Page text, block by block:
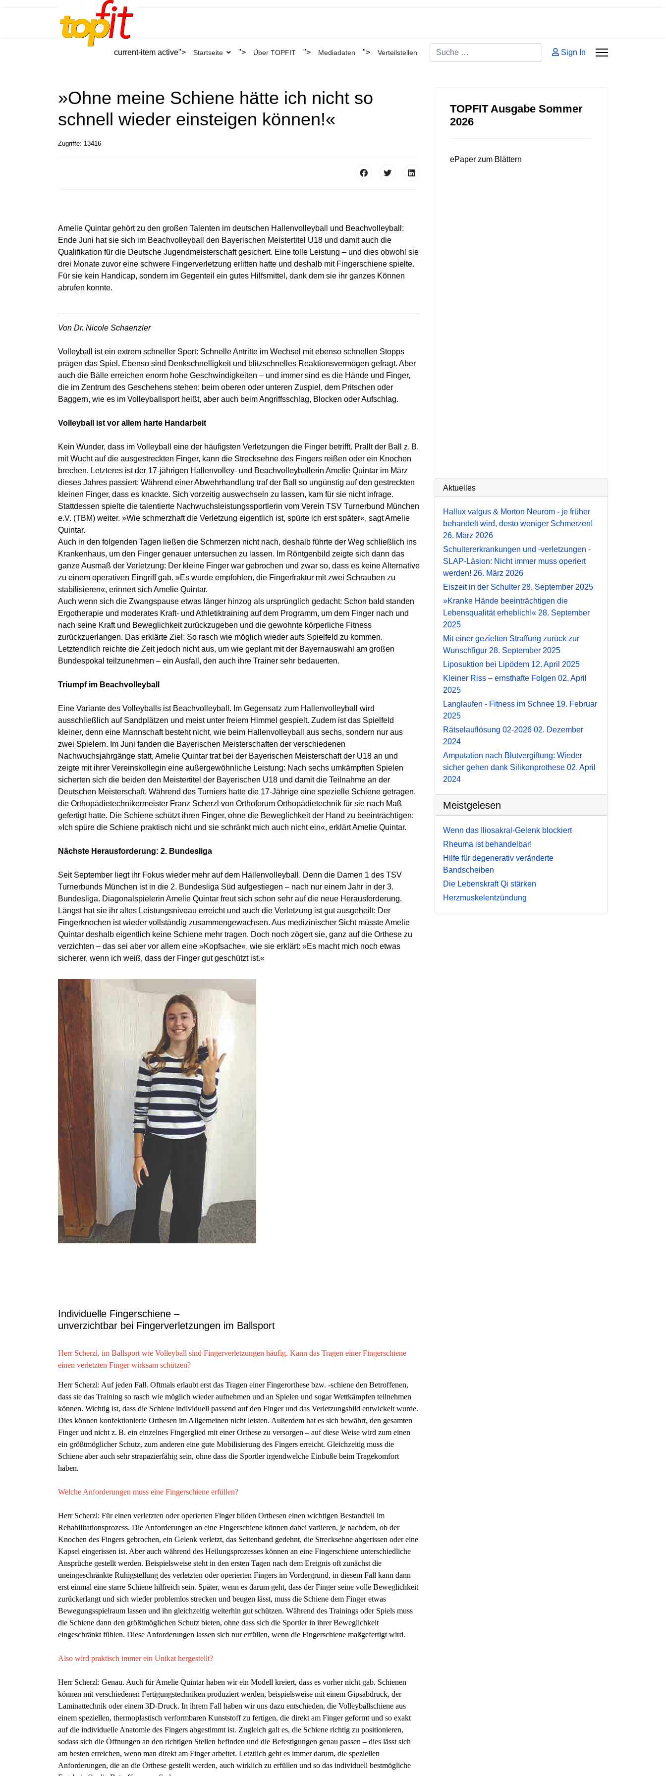
current-item active"> Startseite "> Über TOPFIT "> Mediadaten "> Verteilstellen Suchen Sign In
»Ohne meine Schiene hätte ich nicht so
schnell wieder einsteigen können!«
Zugriffe: 13416
Amelie Quintar gehört zu den großen Talenten im deutschen Hallenvolleyball und Beachvolleyball:
Ende Juni hat sie sich im Beachvolleyball den Bayerischen Meistertitel U18 und damit auch die
Qualifikation für die Deutsche Jugendmeisterschaft gesichert. Eine tolle Leistung – und dies obwohl sie
drei Monate zuvor eine schwere Fingerverletzung erlitten hatte und deshalb mit Fingerschiene spielte.
Für sie kein Handicap, sondern im Gegenteil ein gutes Hilfsmittel, dank dem sie ihr ganzes Können
abrufen konnte.
Von Dr. Nicole Schaenzler
Volleyball ist ein extrem schneller Sport: Schnelle Antritte im Wechsel mit ebenso schnellen Stopps
prägen das Spiel. Ebenso sind Denkschnelligkeit und blitzschnelles Reaktionsvermögen gefragt. Aber
auch die Bälle erreichen enorm hohe Geschwindigkeiten – und immer sind es die Hände und Finger,
die im Zentrum des Geschehens stehen: beim oberen oder unteren Zuspiel, dem Pritschen oder
Baggern, wie es im Volleyballsport heißt, aber auch beim Angriffsschlag, Blocken oder Aufschlag.
Volleyball ist vor allem harte Handarbeit
Kein Wunder, dass im Volleyball eine der häufigsten Verletzungen die Finger betrifft. Prallt der Ball z. B.
mit Wucht auf die ausgestreckten Finger, kann die Strecksehne des Fingers reißen oder ein Knochen
brechen. Letzteres ist der 17-jährigen Hallenvolley- und Beachvolleyballerin Amelie Quintar im März
dieses Jahres passiert: Während einer Abwehrhandlung traf der Ball so ungünstig auf den gestreckten
kleinen Finger, dass es knackte. Sich vorzeitig auswechseln zu lassen, kam für sie nicht infrage.
Stattdessen spielte die talentierte Nachwuchsleistungssportlerin vom Verein TSV Turnerbund München
e.V. (TBM) weiter. »Wie schmerzhaft die Verletzung eigentlich ist, spürte ich erst später«, sagt Amelie
Quintar.
Auch in den folgenden Tagen ließen die Schmerzen nicht nach, deshalb führte der Weg schließlich ins
Krankenhaus, um den Finger genauer untersuchen zu lassen. Im Röntgenbild zeigte sich dann das
ganze Ausmaß der Verletzung: Der kleine Finger war gebrochen und zwar so, dass es keine Alternative
zu einem operativen Eingriff gab. »Es wurde empfohlen, die Fingerfraktur mit zwei Schrauben zu
stabilisieren«, erinnert sich Amelie Quintar.
Auch wenn sich die Zwangspause etwas länger hinzog als ursprünglich gedacht: Schon bald standen
Ergotherapie und moderates Kraft- und Athletiktraining auf dem Programm, um dem Finger nach und
nach seine Kraft und Beweglichkeit zurückzugeben und die gewohnte körperliche Fitness
zurückzuerlangen. Das erklärte Ziel: So rasch wie möglich wieder aufs Spielfeld zu kommen.
Letztendlich reichte die Zeit jedoch nicht aus, um wie geplant mit der Bayernauswahl am großen
Bundespokal teilzunehmen – ein Ausfall, den auch ihre Trainer sehr bedauerten.
Triumpf im Beachvolleyball
Eine Variante des Volleyballs ist Beachvolleyball. Im Gegensatz zum Hallenvolleyball wird
ausschließlich auf Sandplätzen und meist unter freiem Himmel gespielt. Zudem ist das Spielfeld
kleiner, denn eine Mannschaft besteht nicht, wie beim Hallenvolleyball aus sechs, sondern nur aus
zwei Spielern. Im Juni fanden die Bayerischen Meisterschaften der verschiedenen
Nachwuchsjahrgänge statt, Amelie Quintar trat bei der Bayerischen Meisterschaft der U18 an und
zeigte mit ihrer Vereinskollegin eine außergewöhnliche Leistung: Nach sechs umkämpften Spielen
sicherten sich die beiden den Meistertitel der Bayerischen U18 und damit die Teilnahme an der
Deutschen Meisterschaft. Während des Turniers hatte die 17-Jährige eine spezielle Schiene getragen,
die Orthopädietechnikermeister Franz Scherzl von Orthoforum Orthopädietechnik für sie nach Maß
gefertigt hatte. Die Schiene schützt ihren Finger, ohne die Beweglichkeit der Hand zu beeinträchtigen:
»Ich spüre die Schiene praktisch nicht und sie schränkt mich auch nicht ein«, erklärt Amelie Quintar.
Nächste Herausforderung: 2. Bundesliga
Seit September liegt ihr Fokus wieder mehr auf dem Hallenvolleyball. Denn die Damen 1 des TSV
Turnerbunds München ist in die 2. Bundesliga Süd aufgestiegen – nach nur einem Jahr in der 3.
Bundesliga. Diagonalspielerin Amelie Quintar freut sich schon sehr auf die neue Herausforderung.
Längst hat sie ihr altes Leistungsniveau erreicht und auch die Verletzung ist gut ausgeheilt: Der
Fingerknochen ist wieder vollständig zusammengewachsen. Aus medizinischer Sicht müsste Amelie
Quintar deshalb eigentlich keine Schiene mehr tragen. Doch noch zögert sie, ganz auf die Orthese zu
verzichten – das sei aber vor allem eine »Kopfsache«, wie sie erklärt: »Es macht mich noch etwas
sicherer, wenn ich weiß, dass der Finger gut geschützt ist.«
Individuelle Fingerschiene –
unverzichtbar bei Fingerverletzungen im Ballsport
Herr Scherzl, im Ballsport wie Volleyball sind Fingerverletzungen häufig. Kann das Tragen einer Fingerschiene
einen verletzten Finger wirksam schützen?
Herr Scherzl: Auf jeden Fall. Oftmals erlaubt erst das Tragen einer Fingerorthese bzw. -schiene den Betroffenen,
dass sie das Training so rasch wie möglich wieder aufnehmen und an Spielen und sogar Wettkämpfen teilnehmen
können. Wichtig ist, dass die Schiene individuell passend auf den Finger und das Verletzungsbild entwickelt wurde.
Dies können konfektionierte Orthesen im Allgemeinen nicht leisten. Außerdem hat es sich bewährt, den gesamten
Finger und nicht z. B. ein einzelnes Fingerglied mit einer Orthese zu versorgen – auf diese Weise wird zum einen
ein größtmöglicher Schutz, zum anderen eine gute Mobilisierung des Fingers erreicht. Gleichzeitig muss die
Schiene aber auch sehr strapazierfähig sein, ohne dass die Sportler irgendwelche Einbuße beim Tragekomfort
haben.
Welche Anforderungen muss eine Fingerschiene erfüllen?
Herr Scherzl: Für einen verletzten oder operierten Finger bilden Orthesen einen wichtigen Bestandteil im
Rehabilitationsprozess. Die Anforderungen an eine Fingerschiene können dabei variieren, je nachdem, ob der
Knochen des Fingers gebrochen, ein Gelenk verletzt, das Seitenband gedehnt, die Strecksehne abgerissen oder eine
Kapsel eingerissen ist. Aber auch während des Heilungsprozesses können an eine Fingerschiene unterschiedliche
Ansprüche gestellt werden. Beispielsweise steht in den ersten Tagen nach dem Ereignis oft zunächst die
uneingeschränkte Ruhigstellung des verletzten oder operierten Fingers im Vordergrund, in diesem Fall kann dann
erst einmal eine starre Schiene hilfreich sein. Später, wenn es darum geht, dass der Finger seine volle Beweglichkeit
zurückerlangt und sich wieder problemlos strecken und beugen lässt, muss die Schiene dem Finger etwas
Bewegungsspielraum lassen und ihn gleichzeitig weiterhin gut schützen. Während des Trainings oder Spiels muss
die Schiene dann den größtmöglichen Schutz bieten, ohne dass sich die Sportler in ihrer Beweglichkeit
eingeschränkt fühlen. Diese Anforderungen lassen sich nur erfüllen, wenn die Fingerschiene maßgefertigt wird.
Also wird praktisch immer ein Unikat hergestellt?
Herr Scherzl: Genau. Auch für Amelie Quintar haben wir ein Modell kreiert, dass es vorher nicht gab. Schienen
können mit verschiedenen Fertigungstechniken produziert werden, beispielsweise mit einem Gipsabdruck, der
Laminattechnik oder einem 3D-Druck. In ihrem Fall haben wir uns dazu entschieden, die Volleyballschiene aus
einem speziellen, thermoplastisch verformbaren Kunststoff zu fertigen, die direkt am Finger geformt und so exakt
auf die individuelle Anatomie des Fingers abgestimmt ist. Zugleich galt es, die Schiene richtig zu positionieren,
sodass sich die Öffnungen an den richtigen Stellen befinden und die Befestigungen genau passen – dies lässt sich
am besten erreichen, wenn man direkt am Finger arbeitet. Letztlich geht es immer darum, die speziellen
Anforderungen, die an die Orthese gestellt werden, auch wirklich zu erfüllen und so das individuell bestmögliche
TOPFIT Ausgabe Sommer
2026
ePaper zum Blättern
Aktuelles
Hallux valgus & Morton Neurom - je früher
behandelt wird, desto weniger Schmerzen!
26. März 2026
Schultererkrankungen und -verletzungen -
SLAP-Läsion: Nicht immer muss operiert
werden! 26. März 2026
Eiszeit in der Schulter 28. September 2025
»Kranke Hände beeinträchtigen die
Lebensqualität erheblich!« 28. September
2025
Mit einer gezielten Straffung zurück zur
Wunschfigur 28. September 2025
Liposuktion bei Lipödem 12. April 2025
Kleiner Riss – ernsthafte Folgen 02. April
2025
Langlaufen - Fitness im Schnee 19. Februar
2025
Rätselauflösung 02-2026 02. Dezember
2024
Amputation nach Blutvergiftung: Wieder
sicher gehen dank Silikonprothese 02. April
2024
Meistgelesen
Wenn das Iliosakral-Gelenk blockiert
Rheuma ist behandelbar!
Hilfe für degenerativ veränderte
Bandscheiben
Die Lebenskraft Qi stärken
Herzmuskelentzündung